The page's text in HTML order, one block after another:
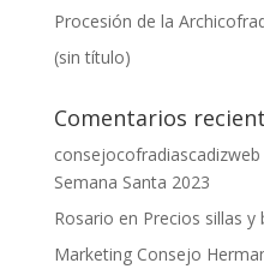
Procesión de la
(sin título)
Comentarios
consejocofradiascadizweb
Semana Santa 2023
Rosario en Precios sillas y
Marketing Consejo